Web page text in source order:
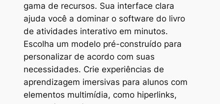
gama de recursos. Sua interface clara
ajuda você a dominar o software do livro
de atividades interativo em minutos.
Escolha um modelo pré-construído para
personalizar de acordo com suas
necessidades. Crie experiências de
aprendizagem imersivas para alunos com
elementos multimídia, como hiperlinks,